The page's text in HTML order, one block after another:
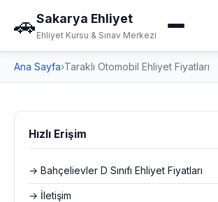
🚗Sakarya Ehliyet
Ehliyet Kursu & Sınav Merkezi
Ana Sayfa›Taraklı Otomobil Ehliyet Fiyatları
Hızlı Erişim
→ Bahçelievler D Sınıfı Ehliyet Fiyatları
→ İletişim